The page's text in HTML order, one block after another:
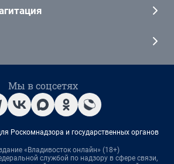
Мы в соцсетях
Роскомнадзора и государственных органов
«Владивосток онлайн» (18+)
службой по надзору в сфере связи,